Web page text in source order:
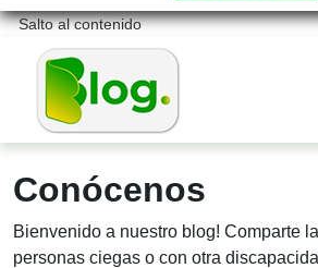
Salto al contenido
Blog
Conócenos
Bienvenido a nuestro blog! Comparte
personas ciegas o con otra